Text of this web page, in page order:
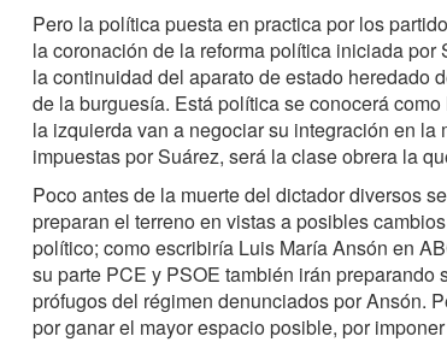
Pero la política puesta en practica por los
la coronación de la reforma política iniciada
la continuidad del aparato de estado heredado
de la burguesía. Está política se conocerá
la izquierda van a negociar su integración en
impuestas por Suárez, será la clase obrera la
Poco antes de la muerte del dictador diversos
preparan el terreno en vistas a posibles
político; como escribiría Luis María Ansón en
su parte PCE y PSOE también irán
prófugos del régimen denunciados por Ansón.
por ganar el mayor espacio posible, por